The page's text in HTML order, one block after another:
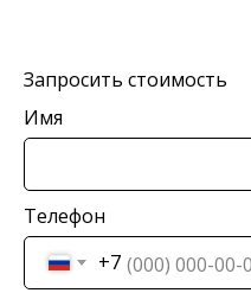
Запросить стоимость
Имя
Телефон
+7